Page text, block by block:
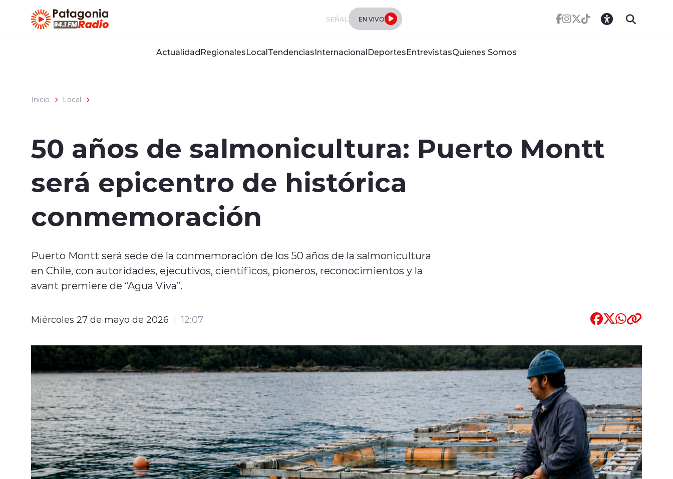
SEÑAL EN VIVO
ActualidadRegionalesLocalTendenciasInternacionalDeportesEntrevistasQuienes Somos
Inicio Local
50 años de salmonicultura: Puerto Montt
será epicentro de histórica
conmemoración
Puerto Montt será sede de la conmemoración de los 50 años de la salmonicultura
en Chile, con autoridades, ejecutivos, científicos, pioneros, reconocimientos y la
avant premiere de “Agua Viva”.
Miércoles 27 de mayo de 2026 12:07